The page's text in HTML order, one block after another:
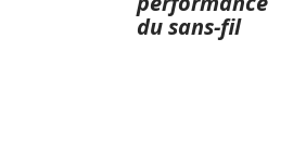
du sans-fil